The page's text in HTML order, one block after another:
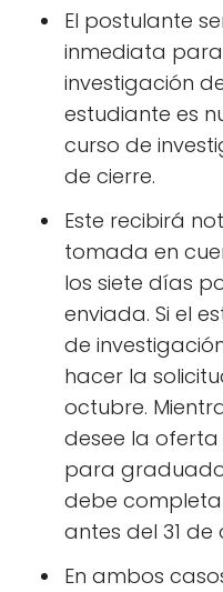
El postulante
inmediata
investigación
estudiante es
curso de
de cierre.
Este recibirá
tomada en
los siete días
enviada. Si el
de
hacer la
octubre.
desee la
para
debe
antes del 31 de
En ambos